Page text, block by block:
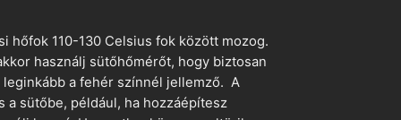
hőfok 110-130 Celsius fok között mozog.
használj sütőhőmérőt, hogy biztosan
a fehér színnél jellemző. A
a sütőbe, például, ha hozzáépítesz